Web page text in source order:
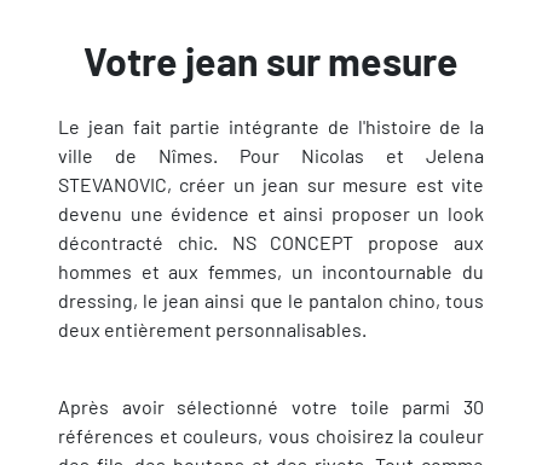
Votre jean sur mesure
Le jean fait partie intégrante de l'histoire de la
ville de Nîmes. Pour Nicolas et Jelena
STEVANOVIC, créer un jean sur mesure est vite
devenu une évidence et ainsi proposer un look
décontracté chic. NS CONCEPT propose aux
hommes et aux femmes, un incontournable du
dressing, le jean ainsi que le pantalon chino, tous
deux entièrement personnalisables.
Après avoir sélectionné votre toile parmi 30
références et couleurs, vous choisirez la couleur